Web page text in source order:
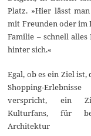
Platz. »Hier lässt
mit Freunden oder im
Familie – schnell alles
hinter sich.«
Egal, ob es ein Ziel ist,
Shopping-Erlebnisse
verspricht, ein
Kulturfans, für